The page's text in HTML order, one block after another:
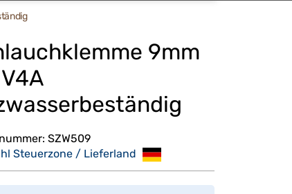
9mm
SZW509
Steuerzone / Lieferland